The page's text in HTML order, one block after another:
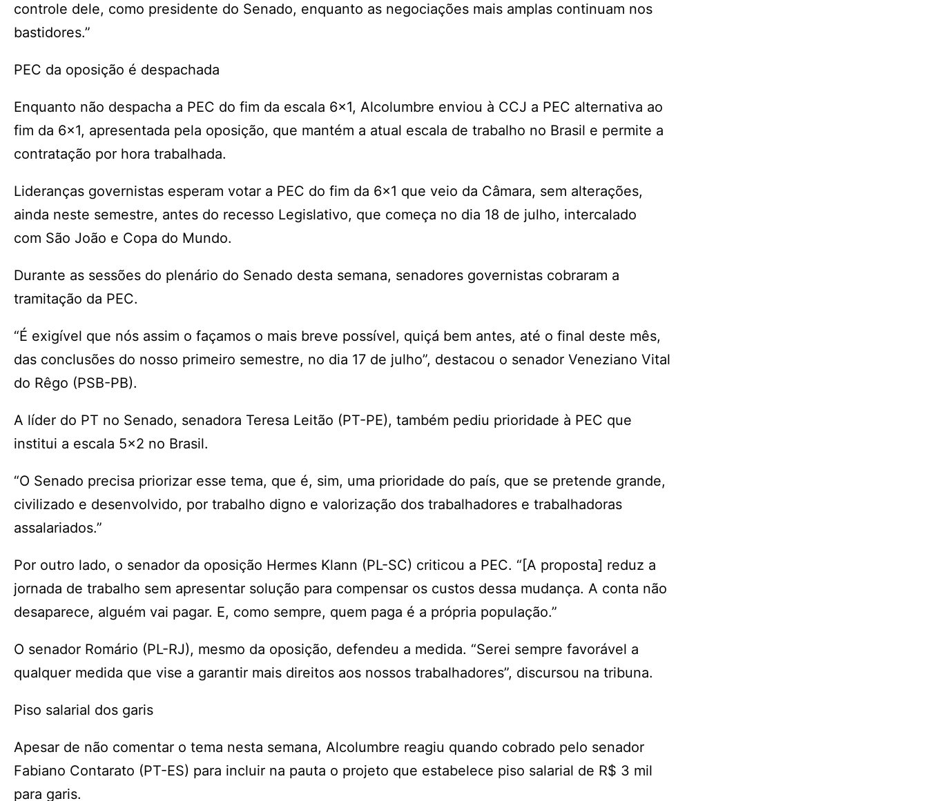
controle dele, como presidente do Senado, enquanto as negociações mais amplas continuam nos
bastidores.”
PEC da oposição é despachada
Enquanto não despacha a PEC do fim da escala 6×1, Alcolumbre enviou à CCJ a PEC alternativa ao
fim da 6×1, apresentada pela oposição, que mantém a atual escala de trabalho no Brasil e permite a
contratação por hora trabalhada.
Lideranças governistas esperam votar a PEC do fim da 6×1 que veio da Câmara, sem alterações,
ainda neste semestre, antes do recesso Legislativo, que começa no dia 18 de julho, intercalado
com São João e Copa do Mundo.
Durante as sessões do plenário do Senado desta semana, senadores governistas cobraram a
tramitação da PEC.
“É exigível que nós assim o façamos o mais breve possível, quiçá bem antes, até o final deste mês,
das conclusões do nosso primeiro semestre, no dia 17 de julho”, destacou o senador Veneziano Vital
do Rêgo (PSB-PB).
A líder do PT no Senado, senadora Teresa Leitão (PT-PE), também pediu prioridade à PEC que
institui a escala 5×2 no Brasil.
“O Senado precisa priorizar esse tema, que é, sim, uma prioridade do país, que se pretende grande,
civilizado e desenvolvido, por trabalho digno e valorização dos trabalhadores e trabalhadoras
assalariados.”
Por outro lado, o senador da oposição Hermes Klann (PL-SC) criticou a PEC. “[A proposta] reduz a
jornada de trabalho sem apresentar solução para compensar os custos dessa mudança. A conta não
desaparece, alguém vai pagar. E, como sempre, quem paga é a própria população.”
O senador Romário (PL-RJ), mesmo da oposição, defendeu a medida. “Serei sempre favorável a
qualquer medida que vise a garantir mais direitos aos nossos trabalhadores”, discursou na tribuna.
Piso salarial dos garis
Apesar de não comentar o tema nesta semana, Alcolumbre reagiu quando cobrado pelo senador
Fabiano Contarato (PT-ES) para incluir na pauta o projeto que estabelece piso salarial de R$ 3 mil
para garis.